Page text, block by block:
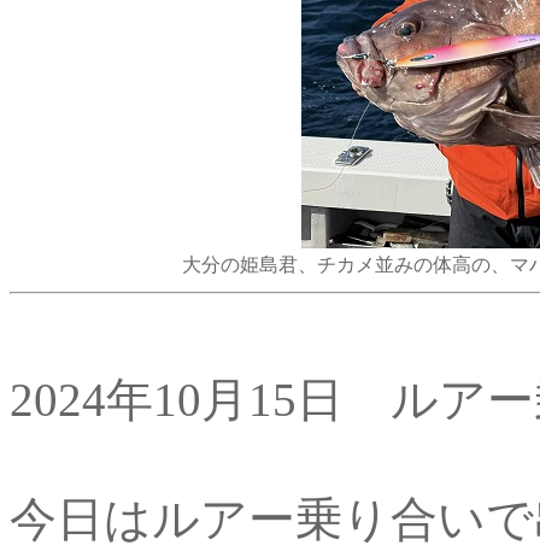
大分の姫島君、チカメ並みの体高の、
2024年10月15日 ルア
今日はルアー乗り合い